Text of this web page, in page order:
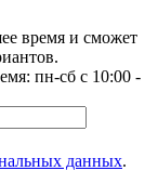
время и сможет
пн-сб с 10:00 -
данных.